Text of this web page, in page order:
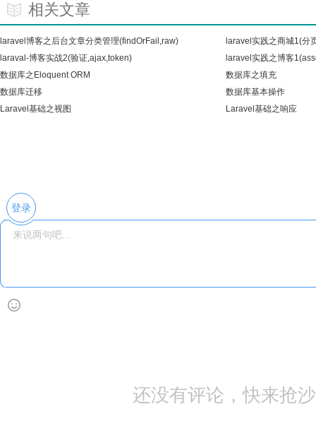
相关文章
laravel博客之后台文章分类管理(findOrFail,raw)
laravel实践之商城1(分
laraval-博客实战2(验证,ajax,token)
laravel实践之博客
数据库之Eloquent ORM
数据库之填充
数据库迁移
数据库基本操作
Laravel基础之视图
Laravel基础之响应
登录
还没有评论，快来抢